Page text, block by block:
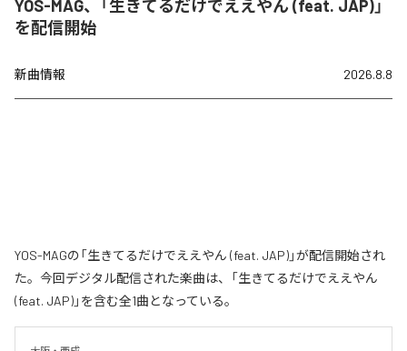
YOS-MAG、「生きてるだけでええやん (feat. JAP)」
を配信開始
新曲情報 2026.8.8
YOS-MAGの「生きてるだけでええやん (feat. JAP)」が配信開始され
た。今回デジタル配信された楽曲は、「生きてるだけでええやん
(feat. JAP)」を含む全1曲となっている。